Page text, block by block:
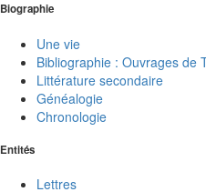
Biographie
Une vie
Bibliographie : Ouvrages de
Littérature secondaire
Généalogie
Chronologie
Entités
Lettres